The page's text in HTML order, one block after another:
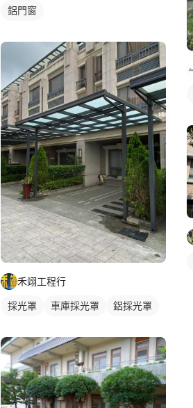
鋁門窗
禾翊工程行
採光罩 車庫採光罩 鋁採光罩